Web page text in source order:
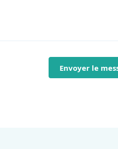
Envoyer le